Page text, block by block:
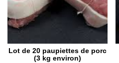
Lot de 20 paupiettes de porc
(3 kg environ)